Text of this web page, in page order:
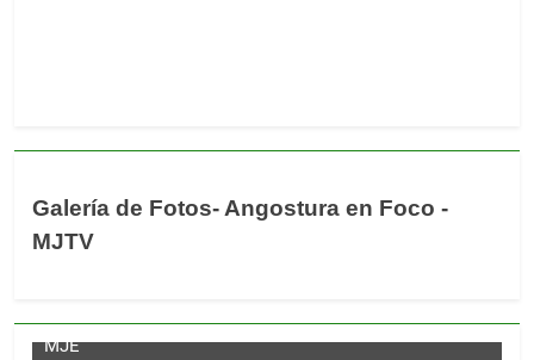
Galería de Fotos- Angostura en Foco -
MJTV
MJE